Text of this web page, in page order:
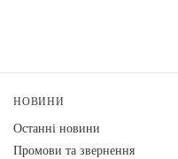
НОВИНИ
Останні новини
Промови та звернення